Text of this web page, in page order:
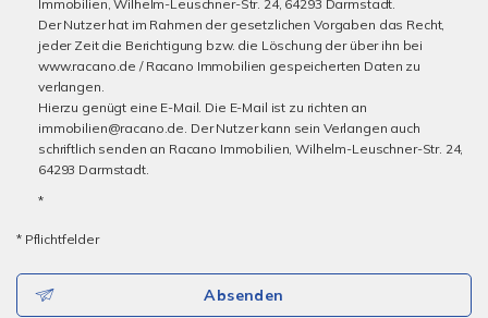
Immobilien, Wilhelm-Leuschner-Str. 24, 64293 Darmstadt.
Der Nutzer hat im Rahmen der gesetzlichen Vorgaben das Recht,
jeder Zeit die Berichtigung bzw. die Löschung der über ihn bei
www.racano.de / Racano Immobilien gespeicherten Daten zu
verlangen.
Hierzu genügt eine E-Mail. Die E-Mail ist zu richten an
immobilien@racano.de. Der Nutzer kann sein Verlangen auch
schriftlich senden an Racano Immobilien, Wilhelm-Leuschner-Str. 24,
64293 Darmstadt.
*
* Pflichtfelder
Absenden